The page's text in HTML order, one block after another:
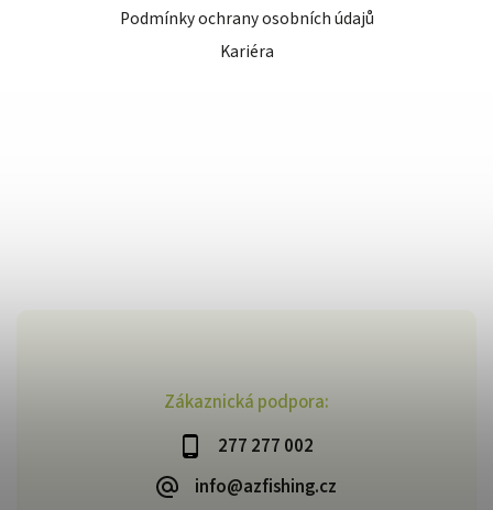
Zákaznická podpora:
277 277 002
info@azfishing.cz
Podmínky ochrany osobních údajů
Kariéra